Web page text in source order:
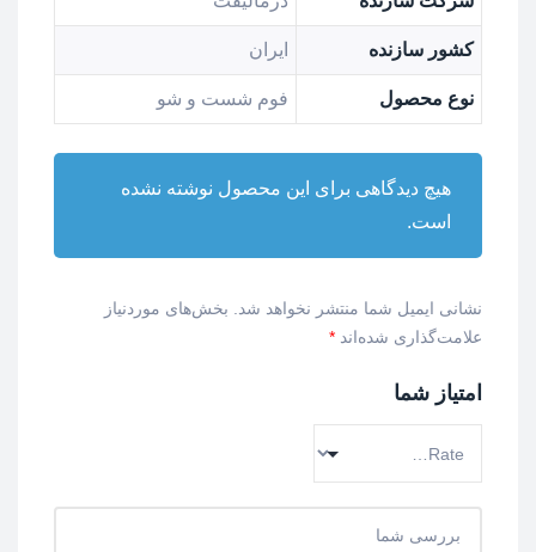
کشور سازنده ایران
نوع محصول فوم شست و شو
هیچ دیدگاهی برای این محصول نوشته نشده
است.
نشانی ایمیل شما منتشر نخواهد شد.
بخش‌های موردنیاز
علامت‌گذاری شده‌اند *
امتیاز شما